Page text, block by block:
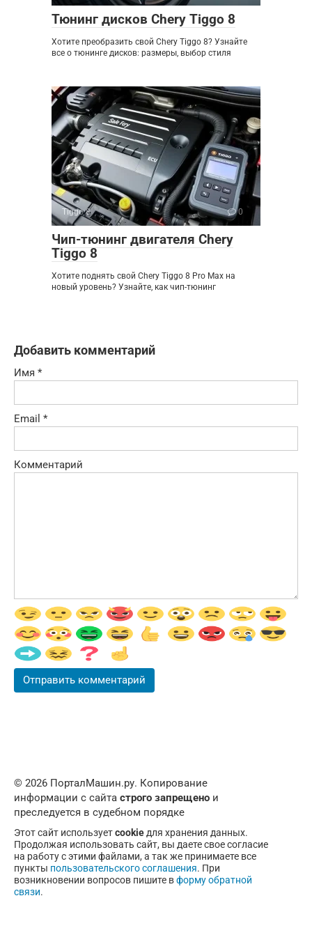
Тюнинг дисков Chery Tiggo 8
Хотите преобразить свой Chery Tiggo 8? Узнайте
все о тюнинге дисков: размеры, выбор стиля
Tiggo 8 0
Чип-тюнинг двигателя Chery
Tiggo 8
Хотите поднять свой Chery Tiggo 8 Pro Max на
новый уровень? Узнайте, как чип-тюнинг
Добавить комментарий
Имя *
Email *
Комментарий
© 2026 ПорталМашин.ру. Копирование
информации с сайта строго запрещено и
преследуется в судебном порядке
Этот сайт используетcookieдля хранения данных.
Продолжая использовать сайт, вы даете свое согласие
на работу с этими файлами, а так же принимаете все
пункты пользовательского соглашения. При
возникновении вопросов пишите вформу обратной
связи.